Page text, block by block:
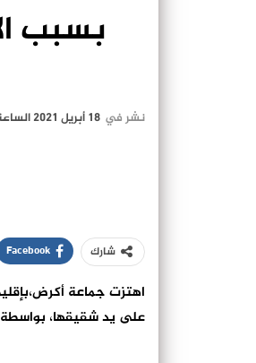
بسبب
نشر في 18 أبريل 2021 الساعة 5 و 26 دقيقة
شارك Facebook
على يد شقيقها،